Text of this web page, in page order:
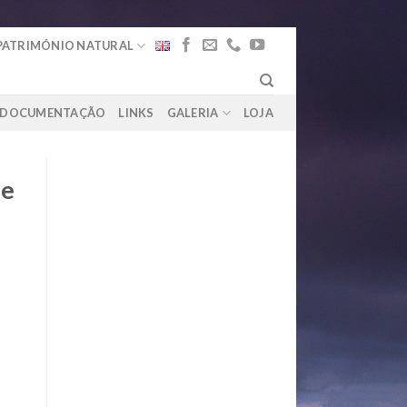
NATURAL
DOCUMENTAÇÃO LINKS GALERIA LOJA